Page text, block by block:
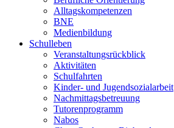
Alltagskompetenzen
BNE
Medienbildung
Schulleben
Veranstaltungsrückblick
Aktivitäten
Schulfahrten
Kinder- und Jugendsozialarbeit
Nachmittagsbetreuung
Tutorenprogramm
Nabos